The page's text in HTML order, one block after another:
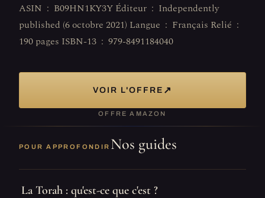
ASIN ‏ : ‎ B09HN1KY3Y Éditeur ‏ : ‎ Independently
published (6 octobre 2021) Langue ‏ : ‎ Français Relié ‏ : ‎
190 pages ISBN-13 ‏ : ‎ 979-8491184040
VOIR L'OFFRE ↗
OFFRE AMAZON
POUR APPROFONDIR Nos guides
La Torah : qu'est-ce que c'est ?